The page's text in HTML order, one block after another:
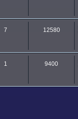
7 12580
1 9400